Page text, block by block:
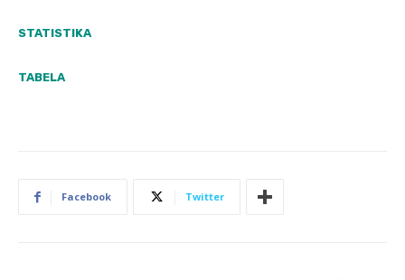
STATISTIKA
TABELA
Facebook Twitter